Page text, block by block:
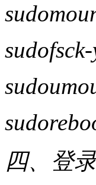
四、登